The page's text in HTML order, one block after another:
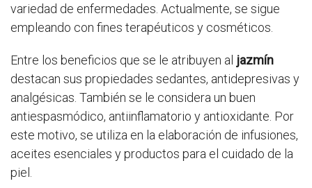
variedad de enfermedades. Actualmente, se sigue
empleando con fines terapéuticos y cosméticos.
Entre los beneficios que se le atribuyen al jazmín
destacan sus propiedades sedantes, antidepresivas y
analgésicas. También se le considera un buen
antiespasmódico, antiinflamatorio y antioxidante. Por
este motivo, se utiliza en la elaboración de infusiones,
aceites esenciales y productos para el cuidado de la
piel.